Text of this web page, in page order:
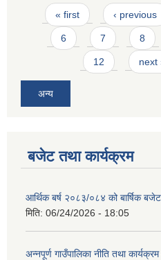
Pages
« first ‹ previous
6 7 8
12 next
अन्य
बजेट तथा कार्यक्रम
आर्थिक बर्ष २०८३/०८४ को बार्षिक
मिति: 06/24/2026 - 18:05
अन्नपूर्ण गाउँपालिका नीति तथा